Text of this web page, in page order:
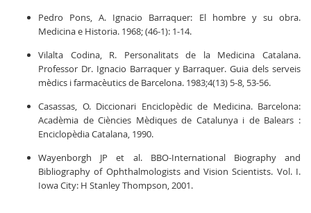
Pedro Pons, A. Ignacio Barraquer: El hombre y su obra.
Medicina e Historia. 1968; (46-1): 1-14.
Vilalta Codina, R. Personalitats de la Medicina Catalana.
Professor Dr. Ignacio Barraquer y Barraquer. Guia dels serveis
mèdics i farmacèutics de Barcelona. 1983;4(13) 5-8, 53-56.
Casassas, O. Diccionari Enciclopèdic de Medicina. Barcelona:
Acadèmia de Ciències Mèdiques de Catalunya i de Balears :
Enciclopèdia Catalana, 1990.
Wayenborgh JP et al. BBO-International Biography and
Bibliography of Ophthalmologists and Vision Scientists. Vol. I.
Iowa City: H Stanley Thompson, 2001.